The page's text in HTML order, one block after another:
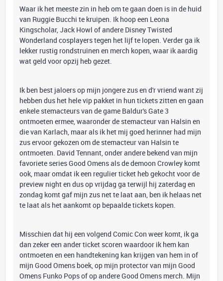
Waar ik het meeste zin in heb om te gaan doen is in de huid
van Ruggie Bucchi te kruipen. Ik hoop een Leona
Kingscholar, Jack Howl of andere Disney Twisted
Wonderland cosplayers tegen het lijf te lopen. Verder ga ik
lekker rustig rondstruinen en merch kopen, waar ik aardig
wat geld voor opzij heb gezet.
Ik ben best jaloers op mijn jongere zus en d'r vriend want zij
hebben dus het hele vip pakket in hun tickets zitten en gaan
enkele stemacteurs van de game Baldur's Gate 3
ontmoeten ermee, waaronder de stemacteur van Halsin en
die van Karlach, maar als ik het mij goed herinner had mijn
zus ervoor gekozen om de stemacteur van Halsin te
ontmoeten. David Tennant, onder andere bekend van mijn
favoriete series Good Omens als de demoon Crowley komt
ook, maar omdat ik een regulier ticket heb gekocht voor de
preview night en dus op vrijdag ga terwijl hij zaterdag en
zondag komt gaf mijn zus net te laat aan, ben ik helaas net
te laat als het aankomt op bepaalde tickets kopen.
Misschien dat hij een volgend Comic Con weer komt, ik ga
dan zeker een ander ticket scoren waardoor ik hem kan
ontmoeten en een handtekening kan krijgen van hem in of
mijn Good Omens boek, op mijn protector van mijn Good
Omens Funko Pops of op andere Good Omens merch. Mijn